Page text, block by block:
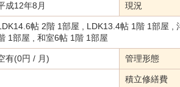
成12年8月 現況
帖 2階 1部屋 , LDK13.4帖 1階 1部屋 ,
1部屋 , 和室6帖 1階 1部屋
有(0円 / 月) 管理形態
積立修繕費